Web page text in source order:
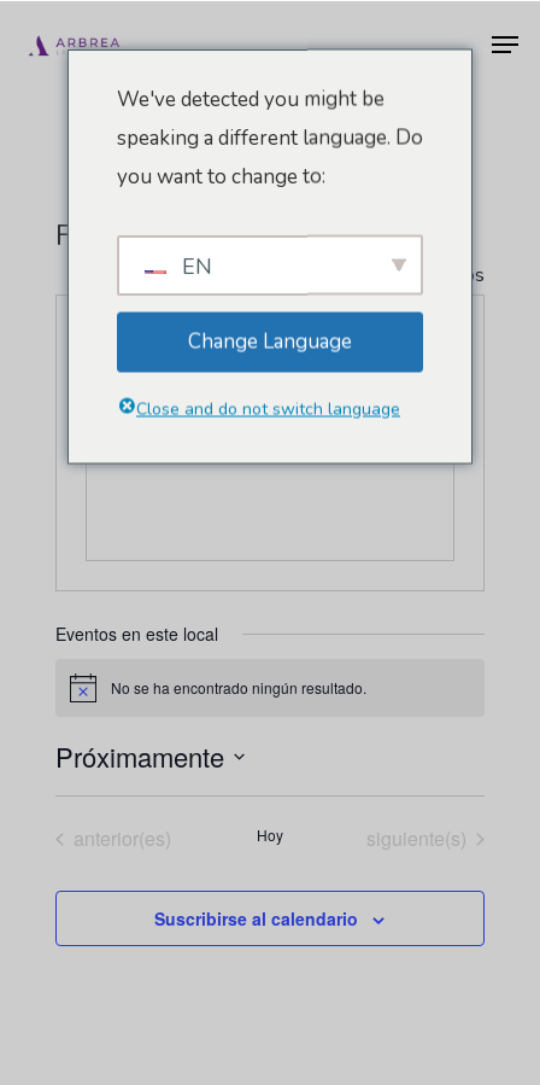
Florianópolis
" Todos los Eventos
Florianópolis, Brasil
Cómo llegar
Eventos en este local
Aviso No se ha encontrado ningún resultado.
Próximamente
Seleccionar
fecha.
Eventos
anterior(es) Hoy Eventos
siguiente(s)
Suscribirse al calendario
We've detected you might be
speaking a different language. Do
you want to change to:
EN
Change Language
Close and do not switch language